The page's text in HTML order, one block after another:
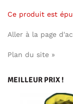
Ce produit est
Aller à la page
Plan du site »
MEILLEUR PRIX !